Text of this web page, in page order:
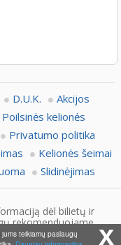
D.U.K.
Akcijos
Poilsinės kelionės
Privatumo politika
Kelionės šeimai
Slidinėjimas
dėl bilietų ir
rekomenduojame x
teikiamų paslaugų